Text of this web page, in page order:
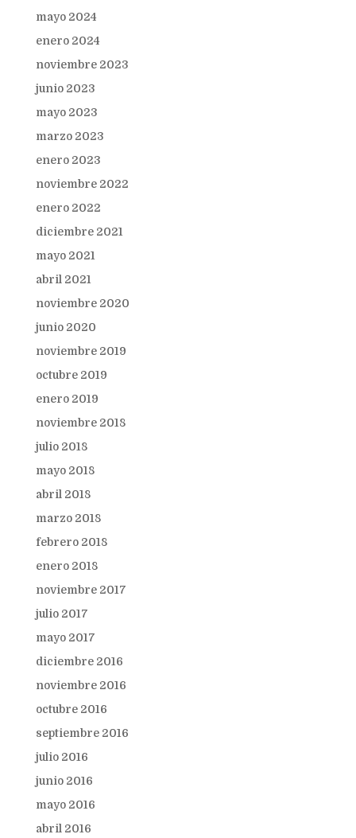
mayo 2024
enero 2024
noviembre 2023
junio 2023
mayo 2023
marzo 2023
enero 2023
noviembre 2022
enero 2022
diciembre 2021
mayo 2021
abril 2021
noviembre 2020
junio 2020
noviembre 2019
octubre 2019
enero 2019
noviembre 2018
julio 2018
mayo 2018
abril 2018
marzo 2018
febrero 2018
enero 2018
noviembre 2017
julio 2017
mayo 2017
diciembre 2016
noviembre 2016
octubre 2016
septiembre 2016
julio 2016
junio 2016
mayo 2016
abril 2016